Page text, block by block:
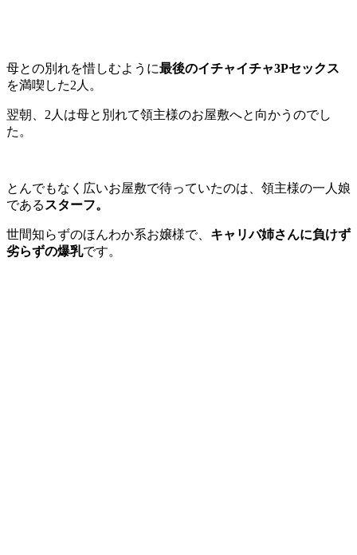
母との別れを惜しむように最後のイチャイチャ3Pセックス
を満喫した2人。
翌朝、2人は母と別れて領主様のお屋敷へと向かうのでし
た。
とんでもなく広いお屋敷で待っていたのは、領主様の一人娘
である スターフ。
世間知らずのほんわか系お嬢様で、 キャリバ姉さんに負けず
劣らずの爆乳です。